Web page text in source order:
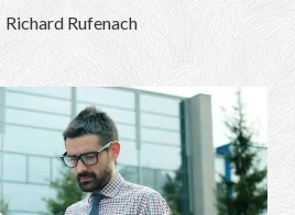
Richard Rufenach